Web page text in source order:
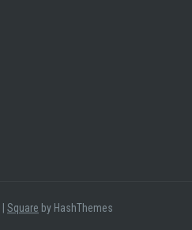
Square by HashThemes